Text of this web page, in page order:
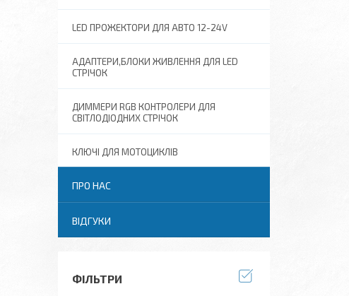
LED ПРОЖЕКТОРИ ДЛЯ АВТО 12-24V
АДАПТЕРИ,БЛОКИ ЖИВЛЕННЯ ДЛЯ LED
СТРІЧОК
ДИММЕРИ RGB КОНТРОЛЕРИ ДЛЯ
СВІТЛОДІОДНИХ СТРІЧОК
КЛЮЧІ ДЛЯ МОТОЦИКЛІВ
ПРО НАС
ВІДГУКИ
ФІЛЬТРИ